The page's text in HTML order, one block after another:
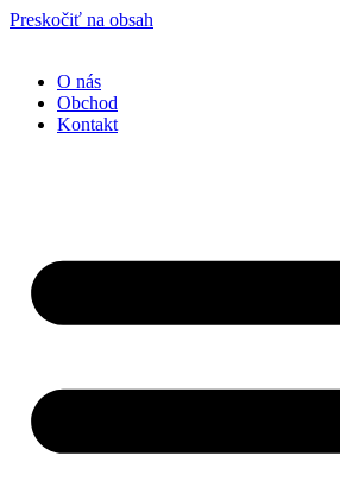
Preskočiť na obsah
O nás
Obchod
Kontakt